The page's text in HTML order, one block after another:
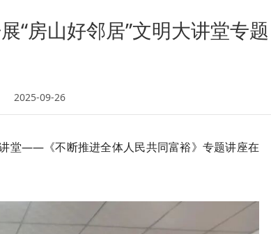
“房山好邻居”文明大讲堂专题
2025-09-26
堂——《不断推进全体人民共同富裕》专题讲座在